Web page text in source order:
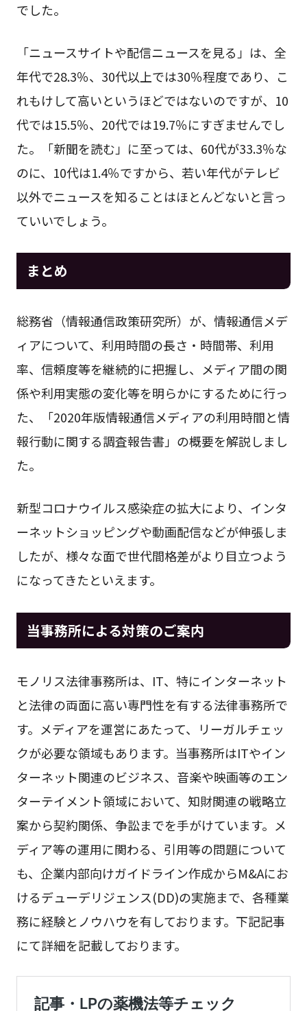
でした。
「ニュースサイトや配信ニュースを見る」は、全
年代で28.3％、30代以上では30％程度であり、こ
れもけして高いというほどではないのですが、10
代では15.5％、20代では19.7％にすぎませんでし
た。「新聞を読む」に至っては、60代が33.3％な
のに、10代は1.4％ですから、若い年代がテレビ
以外でニュースを知ることはほとんどないと言っ
ていいでしょう。
まとめ
総務省（情報通信政策研究所）が、情報通信メデ
ィアについて、利用時間の長さ・時間帯、利用
率、信頼度等を継続的に把握し、メディア間の関
係や利用実態の変化等を明らかにするために行っ
た、「2020年版情報通信メディアの利用時間と情
報行動に関する調査報告書」の概要を解説しまし
た。
新型コロナウイルス感染症の拡大により、インタ
ーネットショッピングや動画配信などが伸張しま
したが、様々な面で世代間格差がより目立つよう
になってきたといえます。
当事務所による対策のご案内
モノリス法律事務所は、IT、特にインターネット
と法律の両面に高い専門性を有する法律事務所で
す。メディアを運営にあたって、リーガルチェッ
クが必要な領域もあります。当事務所はITやイン
ターネット関連のビジネス、音楽や映画等のエン
ターテイメント領域において、知財関連の戦略立
案から契約関係、争訟までを手がけています。メ
ディア等の運用に関わる、引用等の問題について
も、企業内部向けガイドライン作成からM&Aにお
けるデューデリジェンス(DD)の実施まで、各種業
務に経験とノウハウを有しております。下記記事
にて詳細を記載しております。